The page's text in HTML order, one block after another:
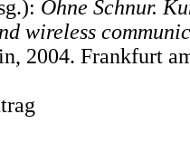
Ohne Schnur.
wireless
2004. Frankfurt